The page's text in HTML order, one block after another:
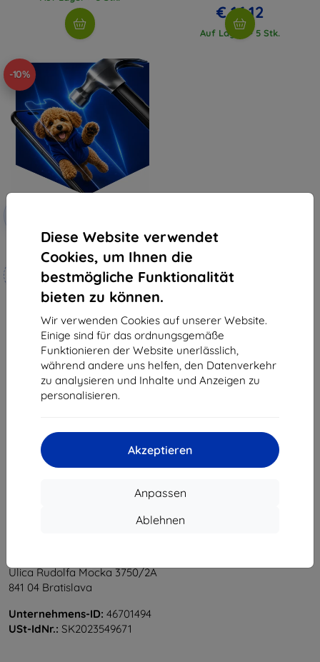
Diese Website verwendet
Cookies, um Ihnen die
bestmögliche Funktionalität
bieten zu können.
Wir verwenden Cookies auf unserer Website.
Einige sind für das ordnungsgemäße
Funktionieren der Website unerlässlich,
während andere uns helfen, den Datenverkehr
zu analysieren und Inhalte und Anzeigen zu
personalisieren.
Akzeptieren
Anpassen
Ablehnen
€ 16,12
Auf Lager > 5 Stk.
-10%
3mk Hammer Schutzfolie
Maßgeschneidert
hergestellt
€ 18,90
€ 17,02
Auf Lager 3 Stk.
1
Ulica Rudolfa Mocka 3750/2A
841 04 Bratislava
Unternehmens-ID: 46701494
USt-IdNr.: SK2023549671